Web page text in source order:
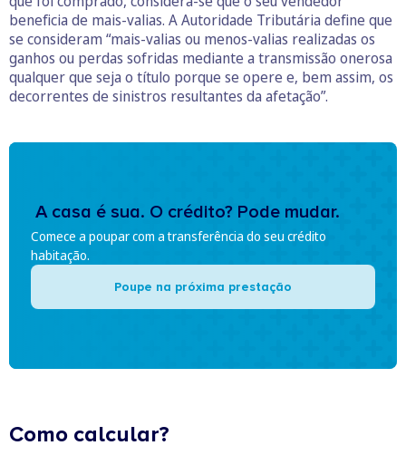
beneficia de mais-valias. A Autoridade Tributária define que
se consideram “mais-valias ou menos-valias realizadas os
ganhos ou perdas sofridas mediante a transmissão onerosa
qualquer que seja o título porque se opere e, bem assim, os
decorrentes de sinistros resultantes da afetação”.
A casa é sua. O crédito? Pode mudar.
Comece a poupar com a transferência do seu crédito
habitação.
Poupe na próxima prestação
Como calcular?